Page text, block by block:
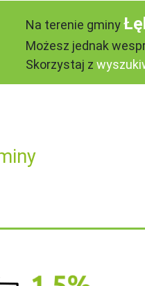
Na terenie gminy
Możesz jednak
Skorzystaj z